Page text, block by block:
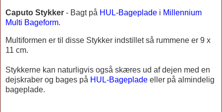
Caputo Stykker - Bagt på HUL-Bageplade i Millennium
Multi Bageform.
Multiformen er til disse Stykker indstillet så rummene er 9 x
11 cm.
Stykkerne kan naturligvis også skæres ud af dejen med en
dejskraber og bages på HUL-Bageplade eller på almindelig
bageplade.